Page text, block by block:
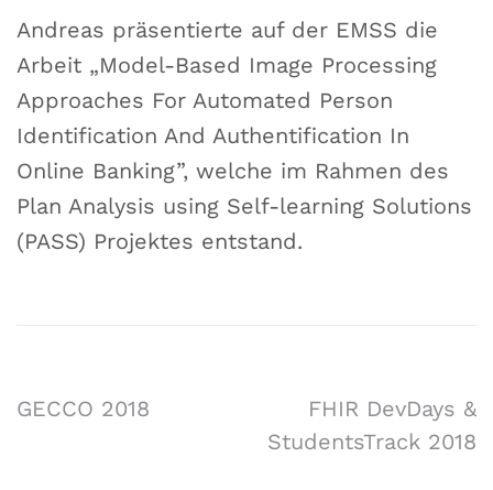
Andreas präsentierte auf der EMSS die
Arbeit „Model-Based Image Processing
Approaches For Automated Person
Identification And Authentification In
Online Banking”, welche im Rahmen des
Plan Analysis using Self-learning Solutions
(PASS) Projektes entstand.
GECCO 2018
FHIR DevDays &
StudentsTrack 2018